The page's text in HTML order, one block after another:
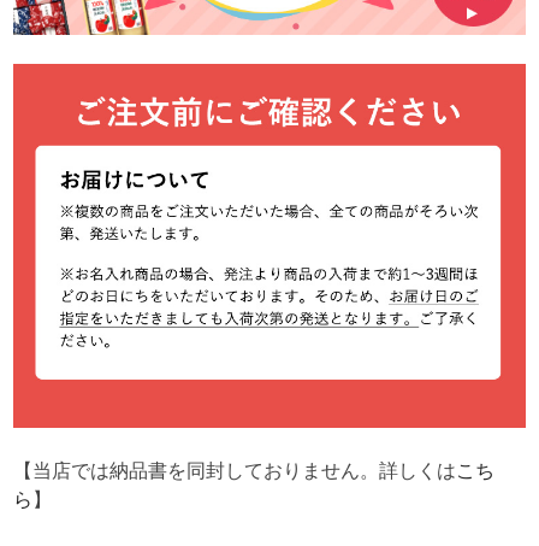
【当店では納品書を同封しておりません。詳しくはこち
ら 】